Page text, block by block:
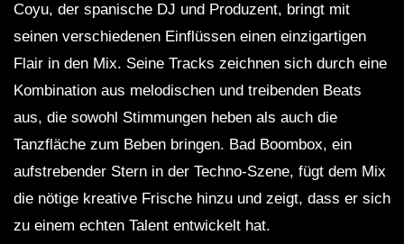
Coyu, der spanische DJ und Produzent, bringt mit
seinen verschiedenen Einflüssen einen einzigartigen
Flair in den Mix. Seine Tracks zeichnen sich durch eine
Kombination aus melodischen und treibenden Beats
aus, die sowohl Stimmungen heben als auch die
Tanzfläche zum Beben bringen. Bad Boombox, ein
aufstrebender Stern in der Techno-Szene, fügt dem Mix
die nötige kreative Frische hinzu und zeigt, dass er sich
zu einem echten Talent entwickelt hat.